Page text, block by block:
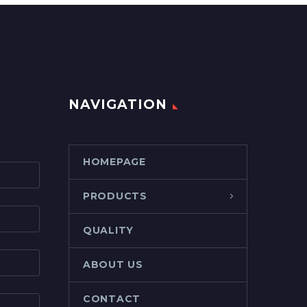
NAVIGATION
HOMEPAGE
PRODUCTS
QUALITY
ABOUT US
CONTACT